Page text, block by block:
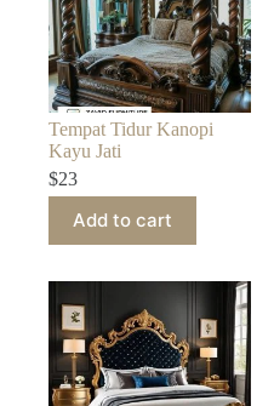
Tempat Tidur Kanopi
Kayu Jati
$23
Add to cart